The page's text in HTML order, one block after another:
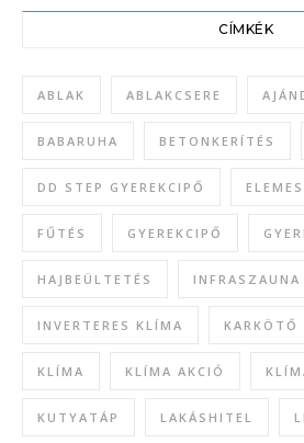
CÍMKÉK
ABLAK ABLAKCSERE
BABARUHA BETONKERÍTÉS
DD STEP GYEREKCIPŐ
FŰTÉS GYEREKCIPŐ
HAJBEÜLTETÉS INFRASZAUNA
INVERTERES KLÍMA KARKÖTŐ
KLÍMA KLÍMA AKCIÓ
KUTYATÁP LAKÁSHITEL